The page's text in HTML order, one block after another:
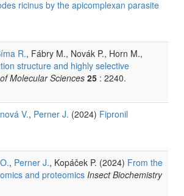
ricinus by the apicomplexan parasite
R., Fábry M., Novák P., Horn M.,
structure and highly selective
Molecular Sciences25 : 2240.
V., Perner J. (2024) Fipronil
, Perner J., Kopáček P. (2024) From the
and proteomics Insect Biochemistry